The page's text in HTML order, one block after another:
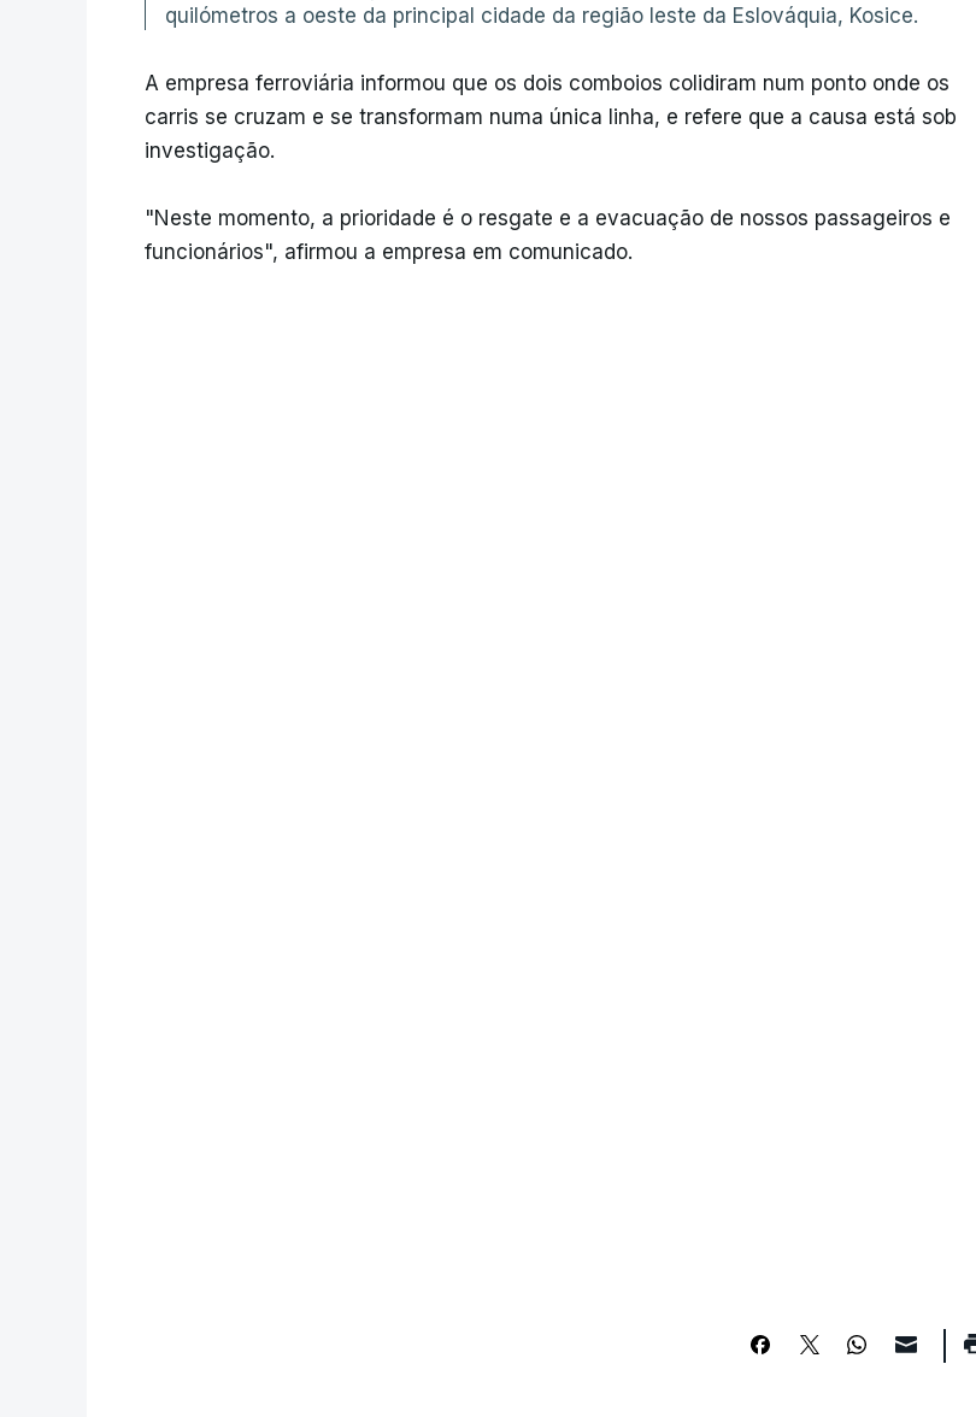
quilómetros a oeste da principal cidade da região leste da Eslováquia, Kosice.
A empresa ferroviária informou que os dois comboios colidiram num ponto onde os
carris se cruzam e se transformam numa única linha, e refere que a causa está sob
investigação.
"Neste momento, a prioridade é o resgate e a evacuação de nossos passageiros e
funcionários", afirmou a empresa em comunicado.